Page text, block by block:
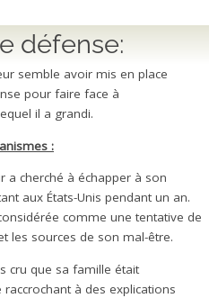
défense:
semble avoir mis en place
pour faire face à
il a grandi.
:
a cherché à échapper à son
aux États-Unis pendant un an.
comme une tentative de
les sources de son mal-être.
cru que sa famille était
à des explications